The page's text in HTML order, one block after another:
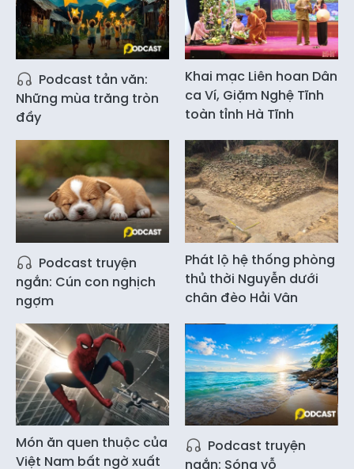
Podcast tản văn:
Những mùa trăng tròn
đầy
Khai mạc Liên hoan Dân
ca Ví, Giặm Nghệ Tĩnh
toàn tỉnh Hà Tĩnh
Podcast truyện
ngắn: Cún con nghịch
ngợm
Phát lộ hệ thống phòng
thủ thời Nguyễn dưới
chân đèo Hải Vân
Món ăn quen thuộc của
Việt Nam bất ngờ xuất
Podcast truyện
ngắn: Sóng vỗ